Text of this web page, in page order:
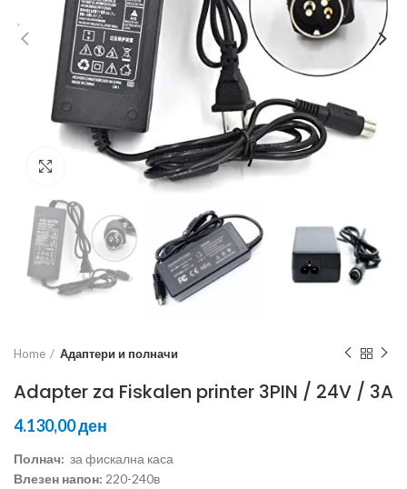
Click to enlarge
Home Адаптери и полначи
Adapter za Fiskalen printer 3PIN / 24V / 3A
ден
Полнач: за фискална каса
Влезен напон: 220-240в